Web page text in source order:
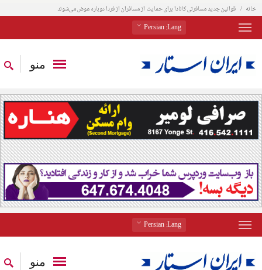
خانه قوانین جدید مسافرتی کانادا برای حمایت از مسافران از فردا دوباره عوض می‌شوند
Lang
: Persian
منو
Lang
: Persian
منو